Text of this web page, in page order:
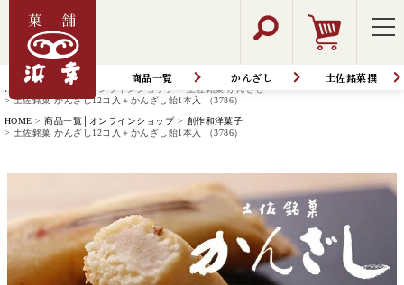
商品一覧 かんざし 土佐銘菓撰
HOME 商品一覧│オンラインショップ
土佐銘菓 かんざし
土佐銘菓 かんざし12コ入＋かんざし飴1本入 （3786）
HOME 商品一覧│オンラインショップ
創作和洋菓子
土佐銘菓 かんざし12コ入＋かんざし飴1本入 （3786）